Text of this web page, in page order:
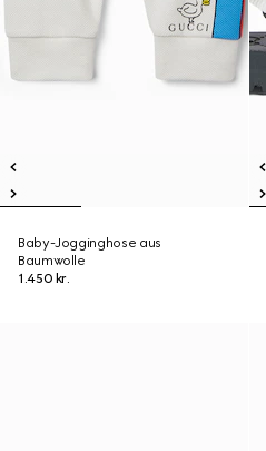
Baby-Jogginghose aus
Baumwolle
1.450 kr.